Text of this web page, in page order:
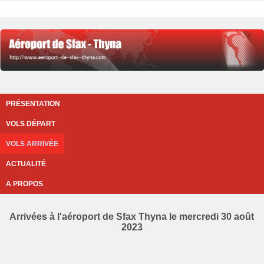
PRÉSENTATION
VOLS DÉPART
VOLS ARRIVÉE
ACTUALITÉ
A PROPOS
Arrivées à l'aéroport de Sfax Thyna le mercredi 30 août
2023